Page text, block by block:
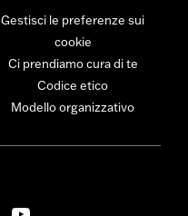
Gestisci le preferenze sui
cookie
Ci prendiamo cura di te
Codice etico
Modello organizzativo